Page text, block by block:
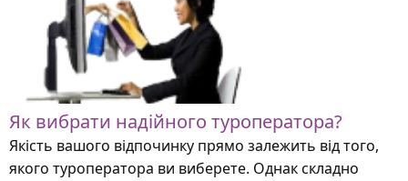
Як вибрати надійного туроператора?
Якість вашого відпочинку прямо залежить від того,
якого туроператора ви виберете. Однак складно